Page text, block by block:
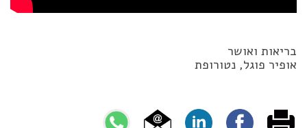
בריאות ואושר
אופיר פוגל, נטורופת